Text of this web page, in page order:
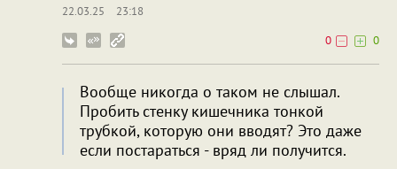
22.03.25
23:18
0
0
Вообще никогда о таком не слышал.
Пробить стенку кишечника тонкой
трубкой, которую они вводят? Это даже
если постараться - вряд ли получится.